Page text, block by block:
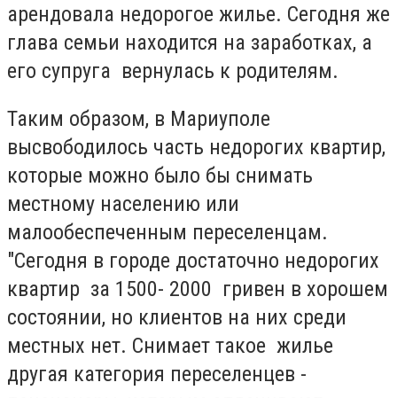
арендовала недорогое жилье. Сегодня же
глава семьи находится на заработках, а
его супруга вернулась к родителям.
Таким образом, в Мариуполе
высвободилось часть недорогих квартир,
которые можно было бы снимать
местному населению или
малообеспеченным переселенцам.
"Сегодня в городе достаточно недорогих
квартир за 1500- 2000 гривен в хорошем
состоянии, но клиентов на них среди
местных нет. Снимает такое жилье
другая категория переселенцев -